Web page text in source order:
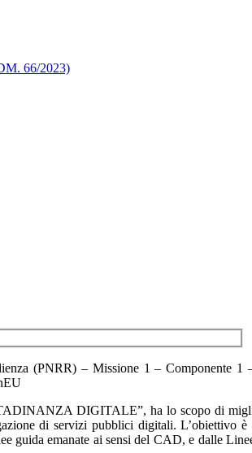
66/2023)
(PNRR) – Missione 1 – Componente 1
DIGITALE”, ha lo scopo di
di servizi pubblici digitali. L’obiettivo è
emanate ai sensi del CAD, e dalle